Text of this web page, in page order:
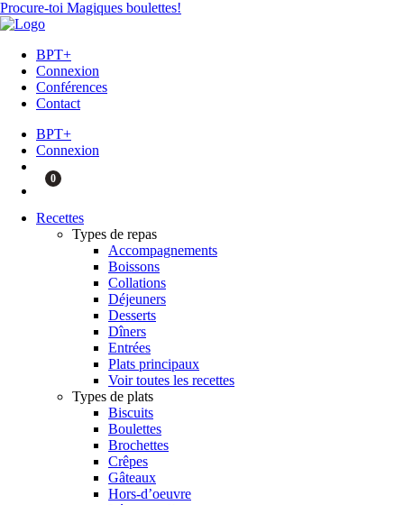
Procure-toi Magiques boulettes!
BPT+
Connexion
Conférences
Contact
BPT+
Connexion
0
Recettes
Types de repas
Accompagnements
Boissons
Collations
Déjeuners
Desserts
Dîners
Entrées
Plats principaux
Voir toutes les recettes
Types de plats
Biscuits
Boulettes
Brochettes
Crêpes
Gâteaux
Hors-d’oeuvre